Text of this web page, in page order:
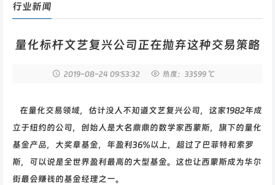
行业新闻
量化标杆文艺复兴公司正在抛弃这种交易策略
2019-08-24 09:53:32 热度：33599 ℃
在量化交易领域，估计没人不知道文艺复兴公司，这家1982年成
立于纽约的公司，创始人是大名鼎鼎的数学家西蒙斯，旗下的量化
基金产品，大奖章基金，年盈利36%以上，超过了巴菲特和索罗
斯，可以说是全世界盈利最高的大型基金。这也让西蒙斯成为华尔
街最会赚钱的基金经理之一。